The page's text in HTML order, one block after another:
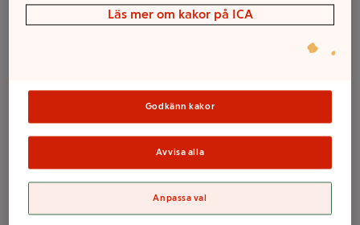
Anteckningsbok
textil A5 grå
Läs mer om kakor på ICA
Godkänn kakor
Avvisa alla
Anpassa val